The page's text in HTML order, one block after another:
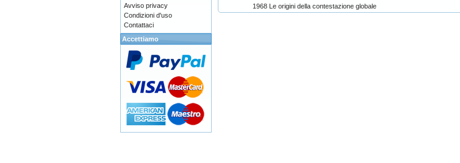
1968 Le origini della contestazione globale
Avviso privacy
Condizioni d'uso
Contattaci
Accettiamo